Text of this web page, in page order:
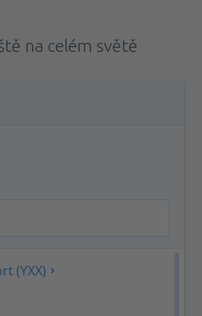
na celém světě
(YXX)